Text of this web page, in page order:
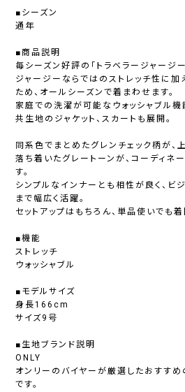
■シーズン
通年
■商品説明
毎シーズン好評の「トラベラージャージー
ジャージーならではのストレッチ性に加
ため、オールシーズンで着まわせます。
家庭での洗濯が可能なウォッシャブル機
共生地のジャケット、スカートも展開。
同系色でまとめたグレンチェック柄が、
落ち着いたグレートーンが、コーディネ
す。
シンプルなインナーとも相性が良く、ビ
まで幅広く活躍。
セットアップはもちろん、単品使いでも
■機能
ストレッチ
ウォッシャブル
■モデルサイズ
身長166cm
サイズ9号
■生地ブランド説明
ONLY
オンリーのバイヤーが厳選したおすすめ
です。